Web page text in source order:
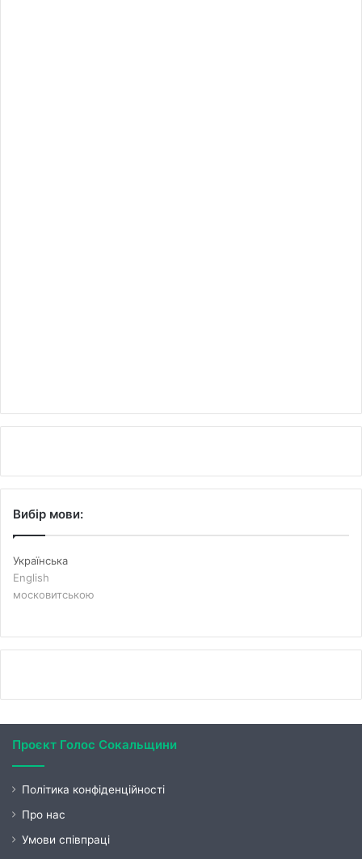
Вибір мови:
Українська
English
московитською
Проєкт Голос Сокальщини
Політика конфіденційності
Про нас
Умови співпраці